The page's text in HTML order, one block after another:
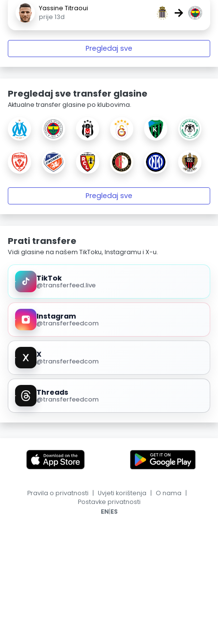
Yassine Titraoui
prije 13d
→
Pregledaj sve
Pregledaj sve transfer glasine
Aktualne transfer glasine po klubovima.
Pregledaj sve
Prati transfere
Vidi glasine na našem TikToku, Instagramu i X-u.
TikTok
@transferfeed.live
Instagram
@transferfeedcom
X
@transferfeedcom
Threads
@transferfeedcom
Pravila o privatnosti | Uvjeti korištenja | O nama |
Postavke privatnosti
EN|ES